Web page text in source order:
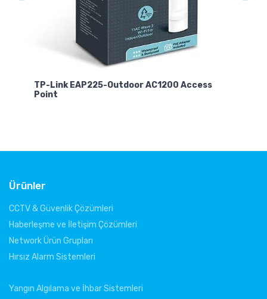
TP-Link EAP225-Outdoor AC1200 Access
Point
Ürünler
CCTV & Güvenlik Çözümleri
Haberleşme ve İletişim Çözümleri
Network Ürün Grupları
Hırsız Alarm Sistemleri
Yangın Algılama ve İhbar Sistemleri